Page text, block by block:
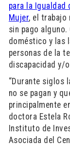
para la Igualdad
Mujer, el trabajo
sin pago
doméstico y las
personas de la
discapacidad y/
“Durante siglos
no se pagan y
principalmente
doctora Estela
Instituto de
Asociada del